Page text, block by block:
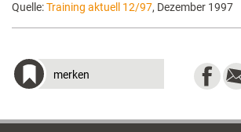
Quelle:Training aktuell 12/97, Dezember 1997
merken